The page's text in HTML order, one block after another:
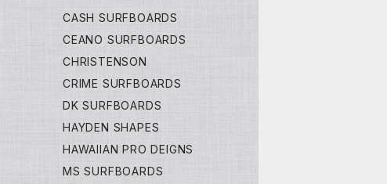
CASH SURFBOARDS
CEANO SURFBOARDS
CHRISTENSON
CRIME SURFBOARDS
DK SURFBOARDS
HAYDEN SHAPES
HAWAIIAN PRO DEIGNS
MS SURFBOARDS